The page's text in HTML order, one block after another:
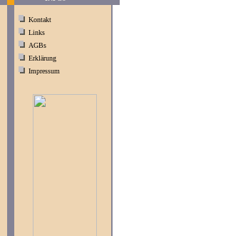
Kontakt
Links
AGBs
Erklärung
Impressum